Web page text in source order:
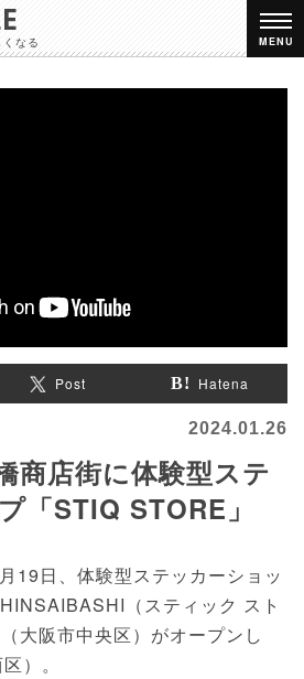
なる MENU
Post Hatena
2024.01.26
商店街に体験型ステ
「STIQ STORE」
19日、体験型ステッカーショッ
（スティック スト
大阪市中央区）がオープンし
）。